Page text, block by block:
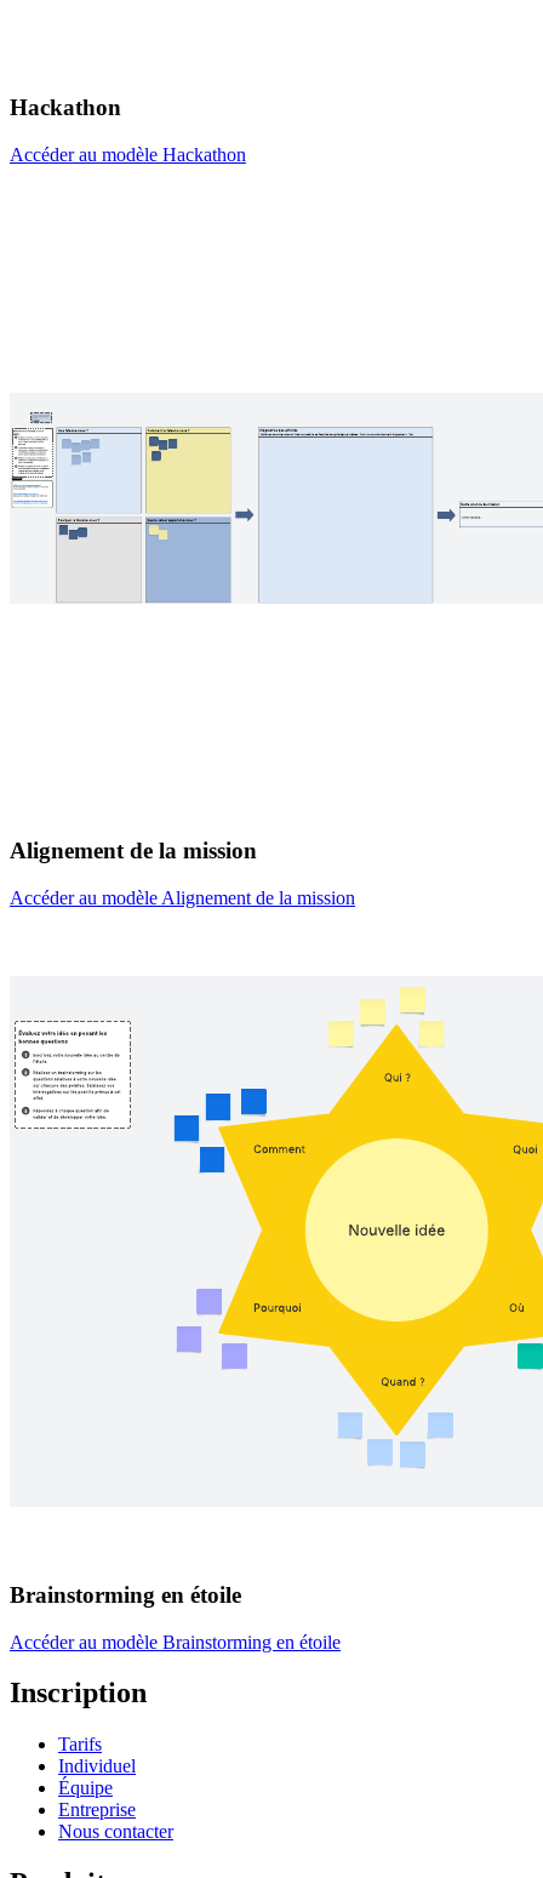
Hackathon
Accéder au modèle Hackathon
Alignement de la mission
Accéder au modèle Alignement de la mission
Brainstorming en étoile
Accéder au modèle Brainstorming en étoile
Inscription
Tarifs
Individuel
Équipe
Entreprise
Nous contacter